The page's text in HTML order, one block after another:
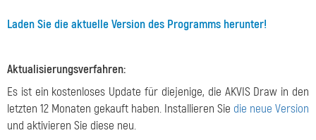
Laden Sie die aktuelle Version des Programms herunter!
Aktualisierungsverfahren:
Es ist ein kostenloses Update für diejenige, die AKVIS Draw in den
letzten 12 Monaten gekauft haben. Installieren Sie die neue Version
und aktivieren Sie diese neu.